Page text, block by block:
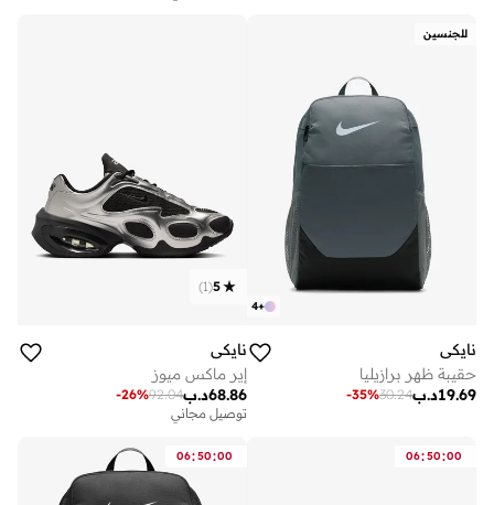
للجنسين
+
4
نايكي
حقيبة ظهر برازيليا
د.ب19.69
30.24
-35%
5
(
1
)
نايكي
إير ماكس ميوز
د.ب68.86
92.04
-26%
توصيل مجاني
06:50:00
06:50:00